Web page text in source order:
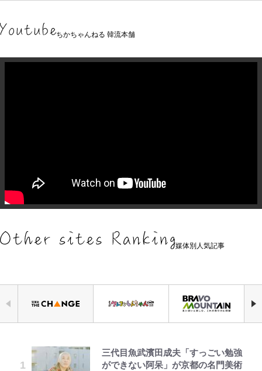
ちかちゃんねる 韓流本舗
媒体別人気記事
三代目魚武濱田成夫「すっごい勉強
ができない阿呆」が京都の名門美術
ボンジュールでポンジュースだゾ
アユは「怒らせて掛ける」魚だっ
た！ ルアーを追わせて釣りあげる
空の轍と大地の雲と 第1回
令和のNBAを先取りしていた!?
『SLAM DUNK』が30年前に描い
【川口春奈と結婚】板倉滉は「めっ
ちゃモテる」 年収7億円・お洒落・
公式-ヒロインが来る前に妊娠しま
した~詰んだはずの悪役令嬢です
【W杯】日本代表FW上田綺世の爆
美女モデル妻｢ワンオペ苦言｣で動